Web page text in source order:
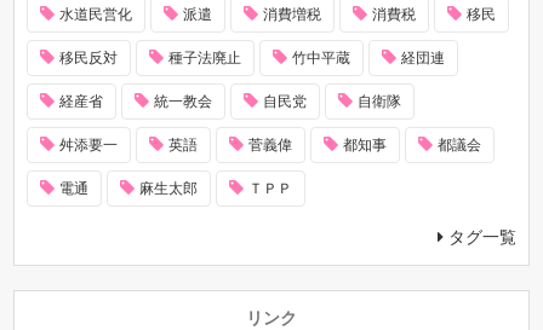
水道民営化 派遣 消費増税 消費税 移民
移民反対 種子法廃止 竹中平蔵 経団連
経産省 統一教会 自民党 自衛隊
舛添要一 英語 菅義偉 都知事 都議会
電通 麻生太郎 ＴＰＰ
タグ一覧
リンク